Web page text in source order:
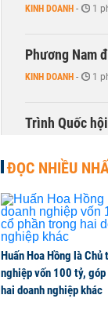
KINH DOANH - 1
Phương Nam
KINH DOANH - 1
Trình Quốc
Cổ phiếu
CHỨNG KHOÁN -
Lãnh đạo
tháng 11
DOANH NGHIỆP
ĐỌC NHIỀU
Huấn Hoa Hồng là Chủ
nghiệp vốn 100 tỷ,
hai doanh nghiệp khác